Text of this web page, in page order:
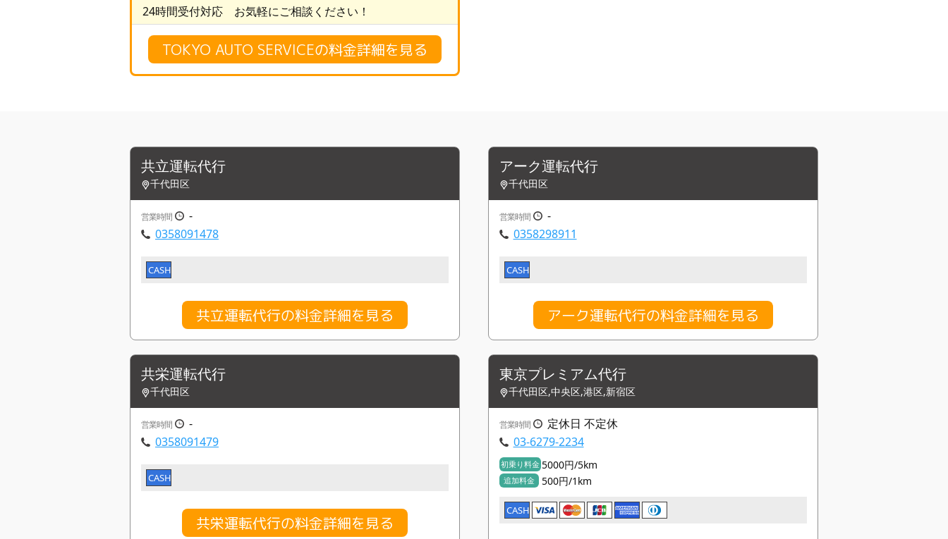
24時間受付対応 お気軽にご相談ください！
TOKYO AUTO SERVICEの料金詳細を見る
共立運転代行
千代田区
営業時間
-
0358091478
CASH
共立運転代行の料金詳細を見る
アーク運転代行
千代田区
営業時間
-
0358298911
CASH
アーク運転代行の料金詳細を見る
共栄運転代行
千代田区
営業時間
-
0358091479
CASH
共栄運転代行の料金詳細を見る
東京プレミアム代行
千代田区,中央区,港区,新宿区
営業時間
定休日 不定休
03-6279-2234
初乗り料金 5000円/5km
追加料金 500円/1km
CASH